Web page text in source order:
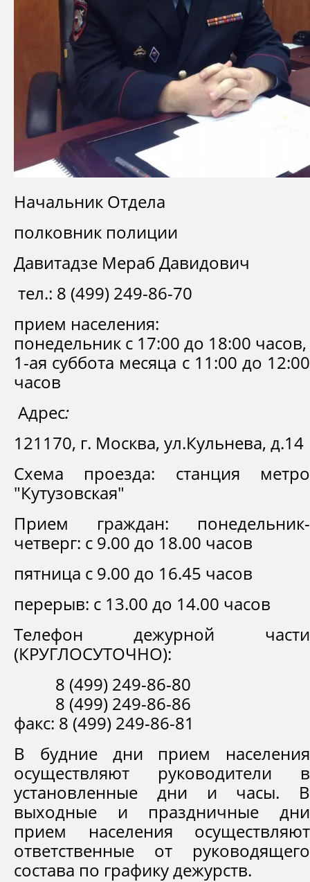
Начальник Отдела
полковник полиции
Давитадзе Мераб Давидович
тел.: 8 (499) 249-86-70
прием населения:
понедельник с 17:00 до 18:00 часов,
1-ая суббота месяца с 11:00 до 12:00
часов
Адрес:
121170, г. Москва, ул.Кульнева, д.14
Схема проезда: станция метро
"Кутузовская"
Прием граждан: понедельник-
четверг: с 9.00 до 18.00 часов
пятница с 9.00 до 16.45 часов
перерыв: с 13.00 до 14.00 часов
Телефон дежурной части
(КРУГЛОСУТОЧНО):
8 (499) 249-86-80
8 (499) 249-86-86
факс: 8 (499) 249-86-81
В будние дни прием населения
осуществляют руководители в
установленные дни и часы. В
выходные и праздничные дни
прием населения осуществляют
ответственные от руководящего
состава по графику дежурств.